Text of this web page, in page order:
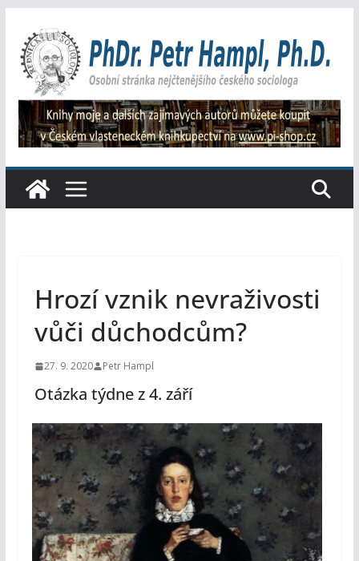
obsah
Hrozí vznik nevraživosti
vůči důchodcům?
27. 9. 2020 Petr Hampl
Otázka týdne z 4. září